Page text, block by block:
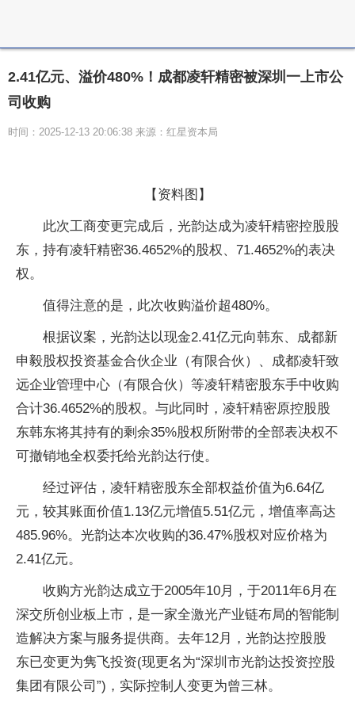
2.41亿元、溢价480%！成都凌轩精密被深圳一上市公
司收购
时间：2025-12-13 20:06:38 来源：红星资本局
【资料图】
此次工商变更完成后，光韵达成为凌轩精密控股股
东，持有凌轩精密36.4652%的股权、71.4652%的表决
权。
值得注意的是，此次收购溢价超480%。
根据议案，光韵达以现金2.41亿元向韩东、成都新
申毅股权投资基金合伙企业（有限合伙）、成都凌轩致
远企业管理中心（有限合伙）等凌轩精密股东手中收购
合计36.4652%的股权。与此同时，凌轩精密原控股股
东韩东将其持有的剩余35%股权所附带的全部表决权不
可撤销地全权委托给光韵达行使。
经过评估，凌轩精密股东全部权益价值为6.64亿
元，较其账面价值1.13亿元增值5.51亿元，增值率高达
485.96%。光韵达本次收购的36.47%股权对应价格为
2.41亿元。
收购方光韵达成立于2005年10月，于2011年6月在
深交所创业板上市，是一家全激光产业链布局的智能制
造解决方案与服务提供商。去年12月，光韵达控股股
东已变更为隽飞投资(现更名为“深圳市光韵达投资控股
集团有限公司”)，实际控制人变更为曾三林。